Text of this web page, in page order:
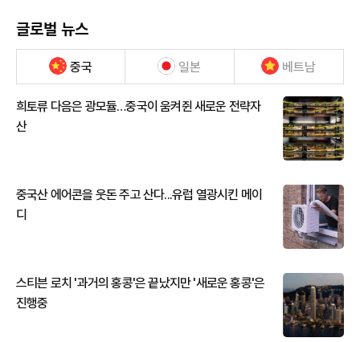
글로벌 뉴스
중국 일본 베트남
희토류 다음은 광모듈…중국이 움켜쥔 새로운 전략자
산
중국산 에어콘을 웃돈 주고 산다...유럽 열광시킨 메이
디
스티븐 로치 '과거의 홍콩'은 끝났지만 '새로운 홍콩'은
진행중